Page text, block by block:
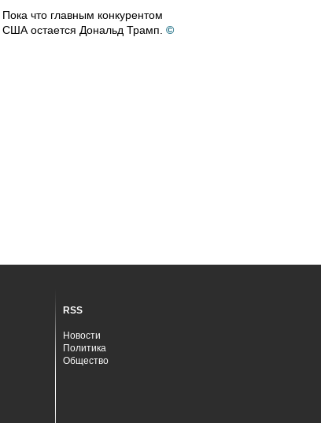
Пока что главным конкурентом
США остается Дональд Трамп. ©
RSS
Новости
Политика
Общество